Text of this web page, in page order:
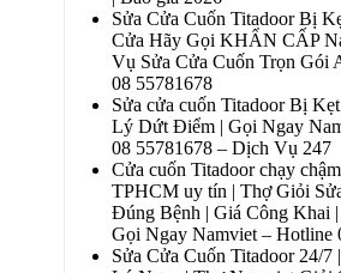
Sửa Cửa Cuốn Titadoor Bị
Cửa Hãy Gọi KHẨN CẤP
Vụ Sửa Cửa Cuốn Trọn Gói
08 55781678
Sửa cửa cuốn Titadoor Bị
Lý Dứt Điểm | Gọi Ngay
08 55781678 – Dịch Vụ 247
Cửa cuốn Titadoor chạy
TPHCM uy tín | Thợ Giỏi
Đúng Bệnh | Giá Công Khai
Gọi Ngay Namviet – Hotline
Sửa Cửa Cuốn Titadoor 24/